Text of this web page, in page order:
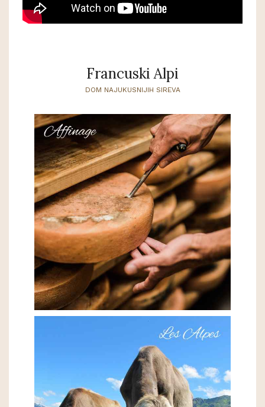
Francuski Alpi
DOM NAJUKUSNIJIH SIREVA